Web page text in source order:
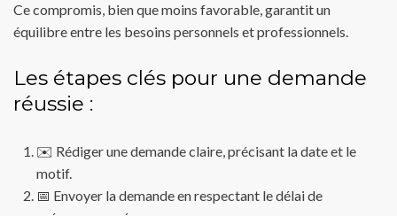
Ce compromis, bien que moins favorable, garantit un
équilibre entre les besoins personnels et professionnels.
Les étapes clés pour une demande
réussie :
✉️ Rédiger une demande claire, précisant la date et le
motif.
📅 Envoyer la demande en respectant le délai de